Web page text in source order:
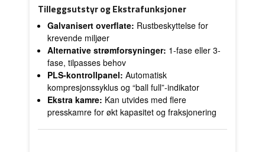
Tilleggsutstyr og Ekstrafunksjoner
Galvanisert overflate: Rustbeskyttelse for
krevende miljøer
Alternative strømforsyninger: 1-fase eller 3-
fase, tilpasses behov
PLS-kontrollpanel: Automatisk
kompresjonssyklus og “ball full”-indikator
Ekstra kamre: Kan utvides med flere
presskamre for økt kapasitet og fraksjonering